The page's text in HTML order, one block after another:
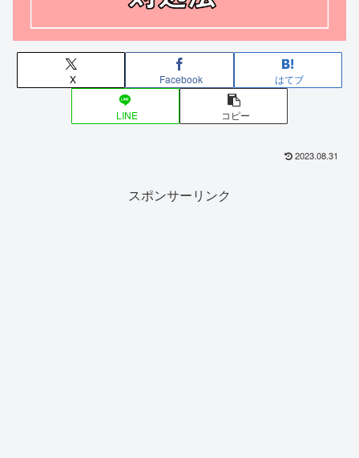
X Facebook はてブ
LINE コピー
2023.08.31
スポンサーリンク